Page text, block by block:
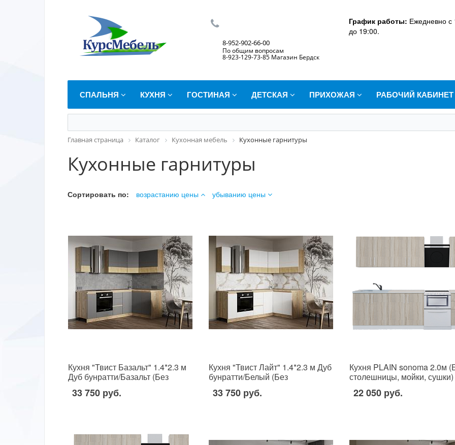
8-952-902-66-00
По общим вопросам
8-923-129-73-85 Магазин Бердск
График работы: Ежедневно с
до 19:00.
СПАЛЬНЯ КУХНЯ ГОСТИНАЯ ДЕТСКАЯ ПРИХОЖАЯ РАБОЧИЙ КАБИНЕТ
Главная страница Каталог Кухонная мебель Кухонные гарнитуры
Кухонные гарнитуры
Сортировать по: возрастанию цены убыванию цены
Кухня "Твист Базальт" 1.4*2.3 м
Дуб бунратти/Базальт (Без
33 750 руб.
Кухня "Твист Лайт" 1.4*2.3 м Дуб
бунратти/Белый (Без
33 750 руб.
Кухня PLAIN sonoma 2.0м
столешницы, мойки, сушки)
22 050 руб.